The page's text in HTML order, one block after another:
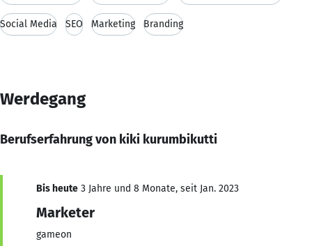
Social Media SEO Marketing Branding
Werdegang
Berufserfahrung von kiki kurumbikutti
Bis heute 3 Jahre und 8 Monate, seit Jan. 2023
Marketer
gameon